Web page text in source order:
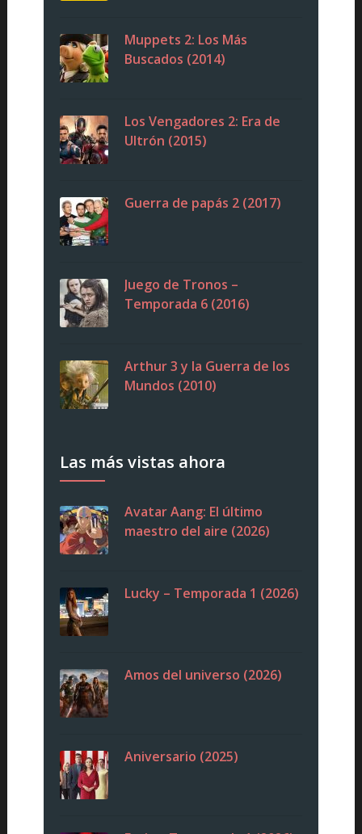
Muppets 2: Los Más
Buscados (2014)
Los Vengadores 2: Era de
Ultrón (2015)
Guerra de papás 2 (2017)
Juego de Tronos –
Temporada 6 (2016)
Arthur 3 y la Guerra de los
Mundos (2010)
Las más vistas ahora
Avatar Aang: El último
maestro del aire (2026)
Lucky – Temporada 1 (2026)
Amos del universo (2026)
Aniversario (2025)